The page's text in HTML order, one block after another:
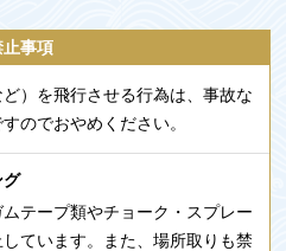
止事項
）を飛行させる行為は、事故な
のでおやめください。
グ
テープ類やチョーク・スプレー
ています。また、場所取りも禁